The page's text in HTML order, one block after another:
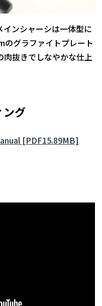
ンシャーシは一体型に
のグラファイトプレート
抜きでしなやかな仕上
ング
[PDF15.89MB]